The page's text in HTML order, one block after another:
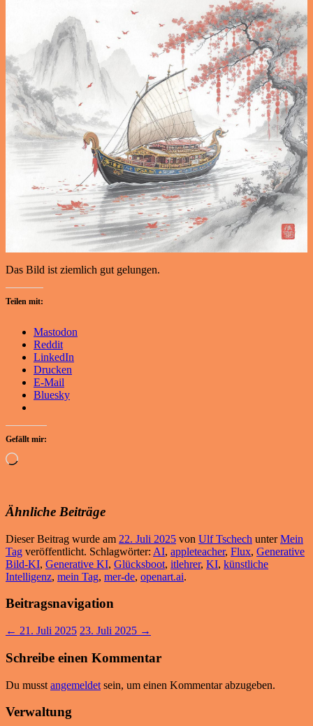
Das Bild ist ziemlich gut gelungen.
Teilen mit:
Mastodon
Reddit
LinkedIn
Drucken
E-Mail
Bluesky
Gefällt mir:
Wird
Ähnliche Beiträge
Dieser Beitrag wurde am 22. Juli 2025 von Ulf Tschech unterMein
Tag veröffentlicht. Schlagwörter: AI, appleteacher, Flux, Generative
Bild-KI, Generative KI, Glücksboot, itlehrer, KI, künstliche
Intelligenz, mein Tag, mer-de, openart.ai.
Beitragsnavigation
← 21. Juli 2025 23. Juli 2025 →
Schreibe einen Kommentar
Du musst angemeldet sein, um einen Kommentar abzugeben.
Verwaltung